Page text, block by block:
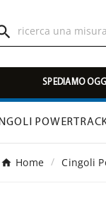
SPEDIAMO
Home Cingoli